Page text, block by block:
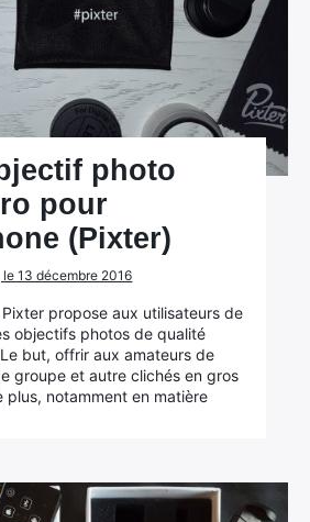
photo
pour
(Pixter)
13 décembre 2016
propose aux utilisateurs de
objectifs photos de qualité
but, offrir aux amateurs de
groupe et autre clichés en gros
plus, notamment en matière